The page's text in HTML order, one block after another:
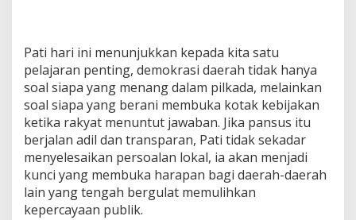
Pati hari ini menunjukkan kepada kita satu
pelajaran penting, demokrasi daerah tidak hanya
soal siapa yang menang dalam pilkada, melainkan
soal siapa yang berani membuka kotak kebijakan
ketika rakyat menuntut jawaban. Jika pansus itu
berjalan adil dan transparan, Pati tidak sekadar
menyelesaikan persoalan lokal, ia akan menjadi
kunci yang membuka harapan bagi daerah-daerah
lain yang tengah bergulat memulihkan
kepercayaan publik.